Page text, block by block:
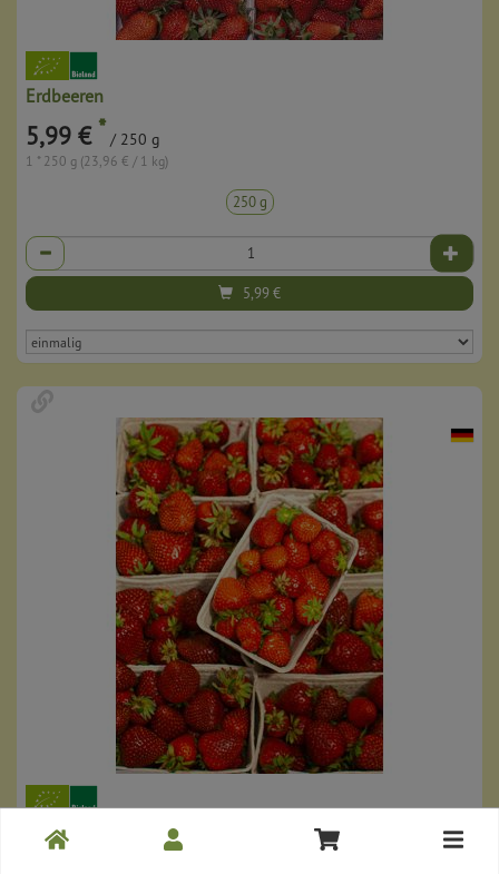
Erdbeeren
5,99 € * / 250 g
1 * 250 g (23,96 € / 1 kg)
250 g
Anzahl
5,99€
Erdbeeren
Toggle